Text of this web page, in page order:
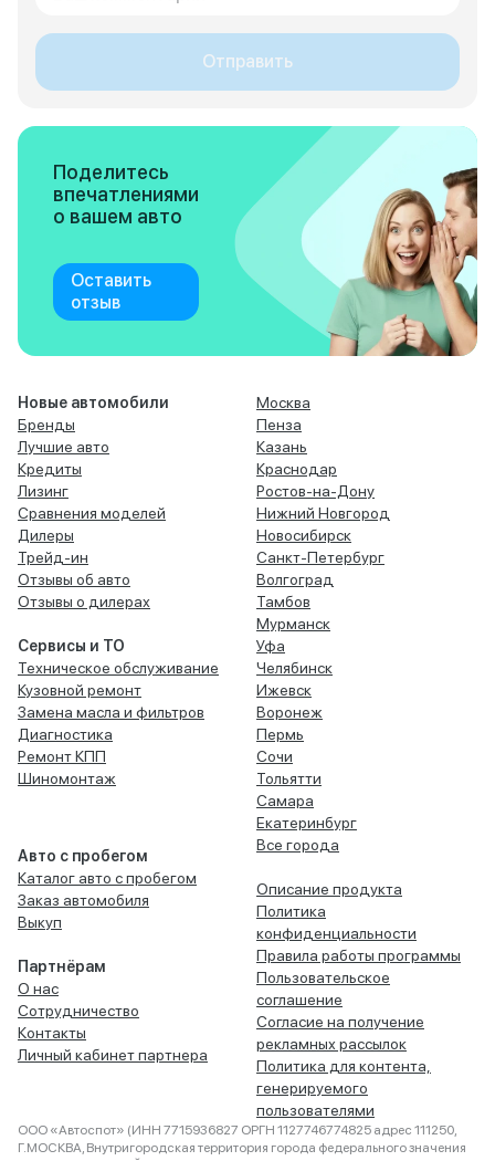
Отправить
Поделитесь
впечатлениями
о вашем авто
Оставить
отзыв
Новые автомобили
Бренды
Лучшие авто
Кредиты
Лизинг
Сравнения моделей
Дилеры
Трейд-ин
Отзывы об авто
Отзывы о дилерах
Сервисы и ТО
Техническое обслуживание
Кузовной ремонт
Замена масла и фильтров
Диагностика
Ремонт КПП
Шиномонтаж
Авто с пробегом
Каталог авто с пробегом
Заказ автомобиля
Выкуп
Партнёрам
О нас
Сотрудничество
Контакты
Личный кабинет партнера
Москва
Пенза
Казань
Краснодар
Ростов-на-Дону
Нижний Новгород
Новосибирск
Санкт-Петербург
Волгоград
Тамбов
Мурманск
Уфа
Челябинск
Ижевск
Воронеж
Пермь
Сочи
Тольятти
Самара
Екатеринбург
Все города
Описание продукта
Политика
конфиденциальности
Правила работы программы
Пользовательское
соглашение
Согласие на получение
рекламных рассылок
Политика для контента,
генерируемого
пользователями
ООО «Автоспот» (ИНН 7715936827 ОРГН 1127746774825 адрес 111250,
Г.МОСКВА, Внутригородская территория города федерального значения